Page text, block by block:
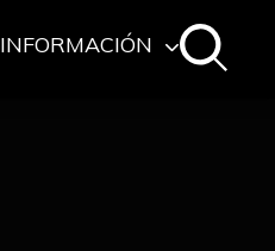
INFORMACIÓN